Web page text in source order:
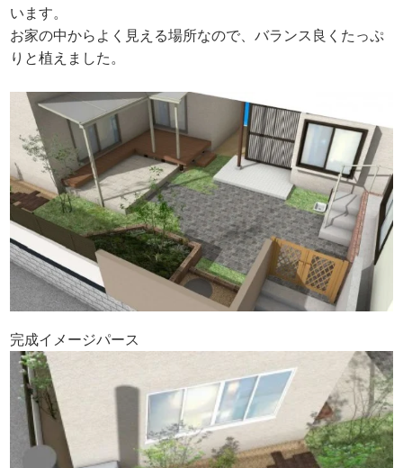
います。
お家の中からよく見える場所なので、バランス良くたっぷ
りと植えました。
完成イメージパース